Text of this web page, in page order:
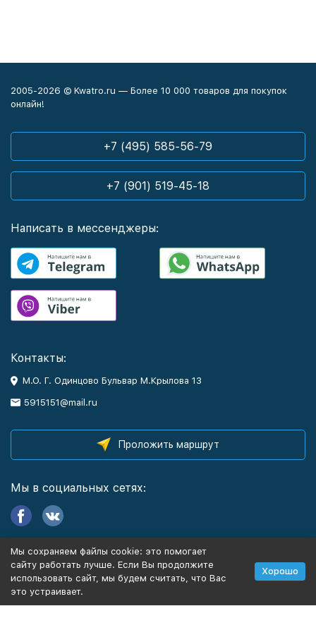
2005-2026 © Kwatro.ru — Более 10 000 товаров для покупок
онлайн!
+7 (495) 585-56-79
+7 (901) 519-45-18
Написать в мессенджеры:
Контакты:
М.О. Г. Одинцово Бульвар М.Крылова 13
5915151@mail.ru
Проложить маршрут
Мы в социальных сетях:
Информация
Политика персональных данных
Мы сохраняем файлы cookie: это помогает
сайту работать лучше. Если Вы продолжите
использовать сайт, мы будем считать, что Вас
это устраивает.
Хорошо